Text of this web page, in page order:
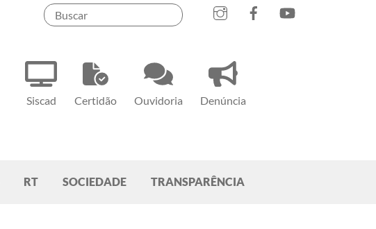
Siscad Certidão Ouvidoria Denúncia
InstagramFacebook
RT SOCIEDADE TRANSPARÊNCIA